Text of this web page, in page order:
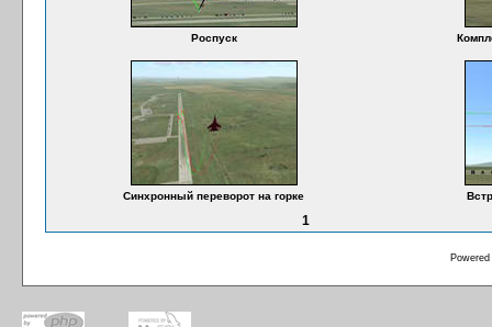
Роспуск
Синхронный переворот на горке
1